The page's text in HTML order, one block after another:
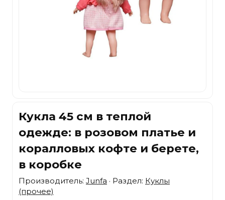
Кукла 45 см в теплой
одежде: в розовом платье и
коралловых кофте и берете,
в коробке
Производитель: Junfa · Раздел: Куклы
(прочее)